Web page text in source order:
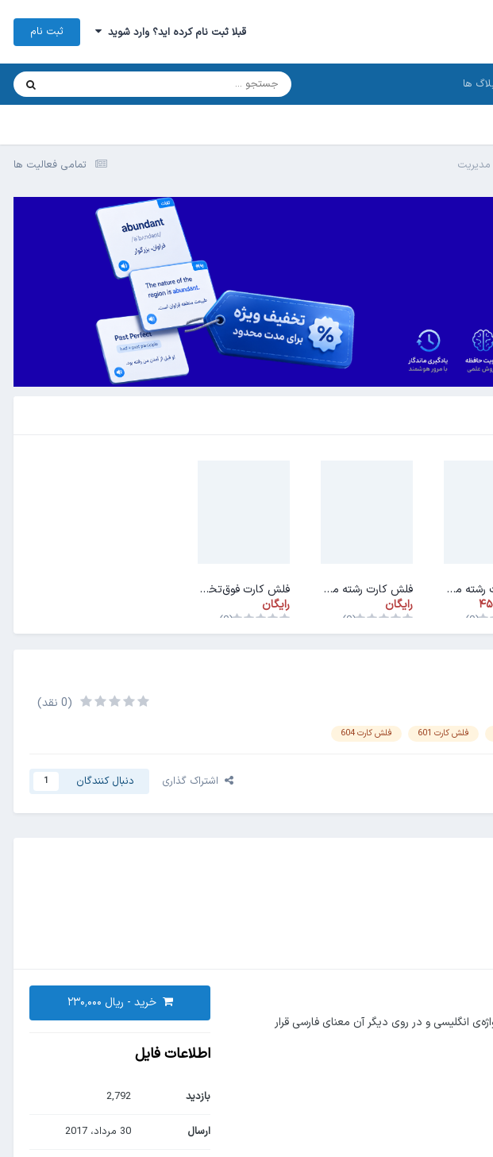
قبلا ثبت نام کرده اید؟ وارد شوید ثبت نام
ها
تمامی فعالیت ها
فلش کارت رشته مهندسی انرژی
(0)
فلش کارت رشته مهندسی اپتیک و لیزر
رایگان
(0)
فلش کارت فوق‌تخصص‌ها (فلوشیپ)
رایگان
(0)
فلش کارت 601 فلش کارت 604
(0 نقد)
اشتراک گذاری دنبال کنندگان 1
واژه‌ی انگلیسی و در روی دیگر آن معنای فارسی قرار
خرید -
اطلاعات فایل
بازدید 2,792
ارسال 30 مرداد، 2017